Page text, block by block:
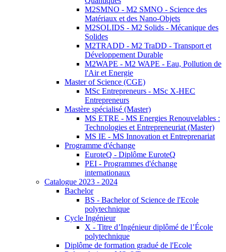
M2SMNO - M2 SMNO - Science des
Matériaux et des Nano-Objets
M2SOLIDS - M2 Solids - Mécanique des
Solides
M2TRADD - M2 TraDD - Transport et
Développement Durable
M2WAPE - M2 WAPE - Eau, Pollution de
l'Air et Energie
Master of Science (CGE)
MSc Entrepreneurs - MSc X-HEC
Entrepreneurs
Mastère spécialisé (Master)
MS ETRE - MS Energies Renouvelables :
Technologies et Entrepreneuriat (Master)
MS IE - MS Innovation et Entreprenariat
Programme d'échange
EuroteQ - Diplôme EuroteQ
PEI - Programmes d'échange
internationaux
Catalogue 2023 - 2024
Bachelor
BS - Bachelor of Science de l'Ecole
polytechnique
Cycle Ingénieur
X - Titre d’Ingénieur diplômé de l’École
polytechnique
Diplôme de formation gradué de l'Ecole